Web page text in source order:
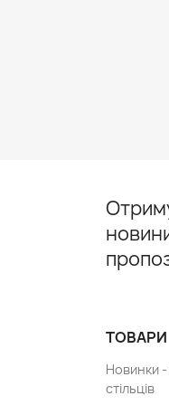
ТОВАРИ
Новинки -
стільців